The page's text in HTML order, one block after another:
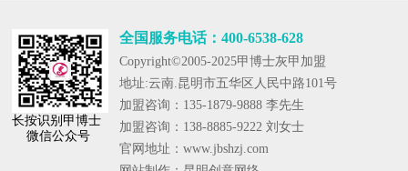
长按识别甲博士
微信公众号
全国服务电话：400-6538-628
Copyright©2005-2025甲博士灰甲加盟
地址:云南.昆明市五华区人民中路101号
加盟咨询：135-1879-9888 李先生
加盟咨询：138-8885-9222 刘女士
官网地址：www.jbshzj.com